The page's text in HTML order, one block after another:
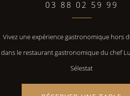
03 88 02 59 99
Vivez une expérience gastronomique hors
dans le restaurant gastronomique du chef
Sélestat